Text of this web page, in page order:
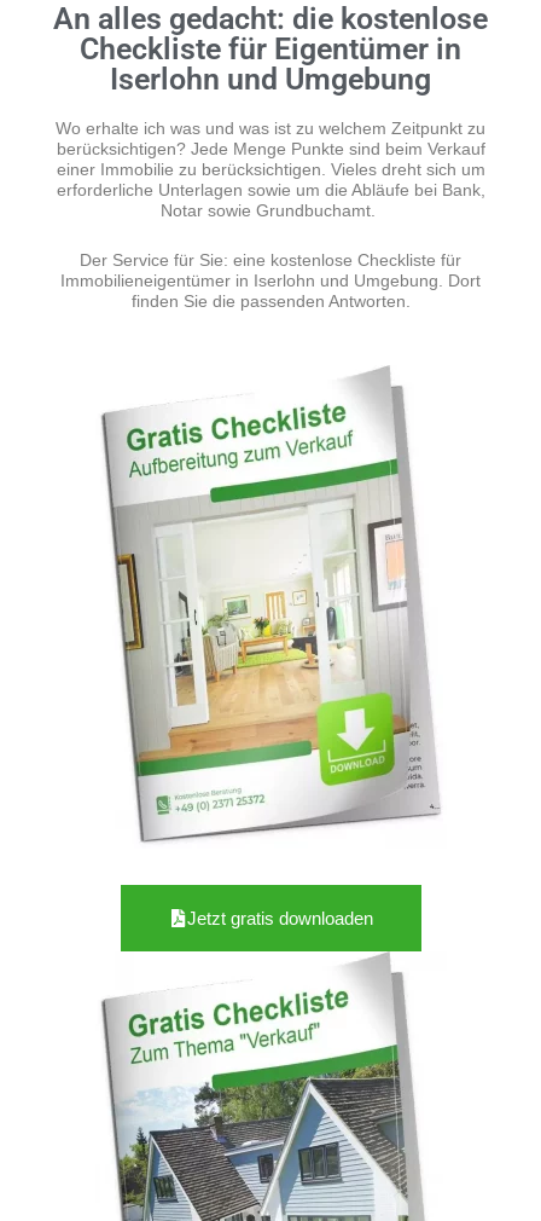
An alles gedacht: die kostenlose
Checkliste für Eigentümer in
Iserlohn und Umgebung
Wo erhalte ich was und was ist zu welchem Zeitpunkt zu
berücksichtigen? Jede Menge Punkte sind beim Verkauf
einer Immobilie zu berücksichtigen. Vieles dreht sich um
erforderliche Unterlagen sowie um die Abläufe bei Bank,
Notar sowie Grundbuchamt.
Der Service für Sie: eine kostenlose Checkliste für
Immobilieneigentümer in Iserlohn und Umgebung. Dort
finden Sie die passenden Antworten.
Jetzt gratis downloaden